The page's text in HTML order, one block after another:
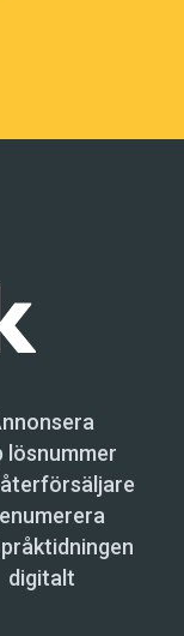
lösnummer
digitalt